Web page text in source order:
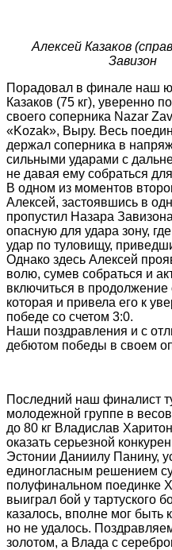
Алексей Казаков
Завизон
Порадовал в финале наш
Казаков (75 кг), уверенно
своего соперника Nazar
«Kozak», Выру. Весь
держал соперника в
сильными ударами с
не давая ему собраться
В одном из моментов
Алексей, застоявшись в
пропустил Назара
опасную для удара зону,
удар по туловищу,
Однако здесь Алексей
волю, сумев собраться и
включиться в продолжение
которая и привела его к
победе со счетом 3:0.
Наши поздравления и с
дебютом победы в своем
Последний наш финалист
молодежной группе в
до 80 кг Владислав
оказать серьезной
Эстонии Даниилу Панину,
единогласным решением
полуфинальном поединке
выиграл бой у тартуского
казалось, вполне мог быть
но не удалось.
золотом, а Влада с